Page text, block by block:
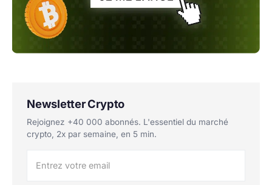
Newsletter Crypto
Rejoignez +40 000 abonnés. L'essentiel du marché
crypto, 2x par semaine, en 5 min.